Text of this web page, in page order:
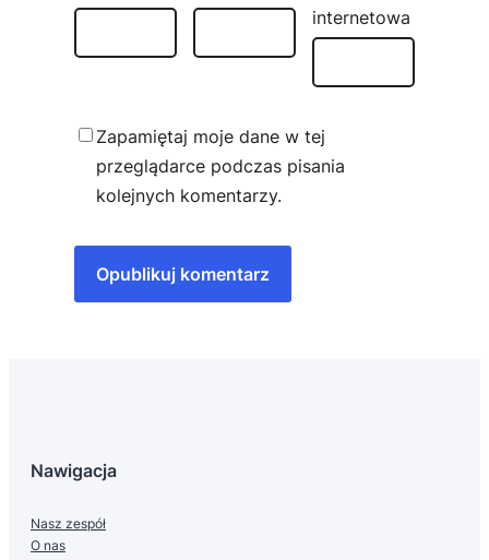
internetowa
Zapamiętaj moje dane w tej
przeglądarce podczas pisania
kolejnych komentarzy.
Nawigacja
Nasz zespół
O nas